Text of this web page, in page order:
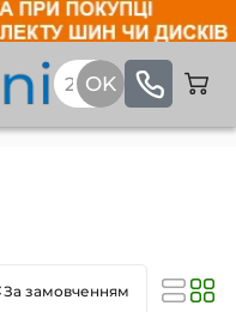
За замовченням